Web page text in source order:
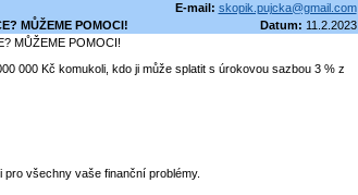
E-mail: skopik.pujcka@gmail.com
MŮŽEME POMOCI!
Datum: 11.2.2023
MŮŽEME POMOCI!
000 Kč komukoli, kdo ji může splatit s úrokovou sazbou 3 % z
všechny vaše finanční problémy.